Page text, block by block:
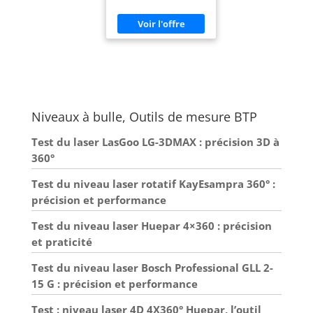
horizontalement,
verticalement et à 45
degrés avec une
liquide Fluorescent
Aspect jaune et noir
pour une meilleure
Système d'aimant
puissant pour une
fixation forte et stable
aux objets métalliques,
les mains peuvent se
déplacer librement lors
de l'alignement et du
supports. Large gamme
d'applications: haute
performance pour la
maison ou les hommes
d'affaires, idéal pour la
décoration, la maison, la
Niveaux à bulle, Outils de mesure BTP
Test du laser LasGoo LG-3DMAX : précision 3D à
360°
Test du niveau laser rotatif KayEsampra 360° :
précision et performance
Test du niveau laser Huepar 4×360 : précision
et praticité
Test du niveau laser Bosch Professional GLL 2-
15 G : précision et performance
Test : niveau laser 4D 4X360° Huepar, l’outil